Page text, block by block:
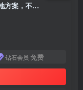
一个人用AI做实体获客：7-15天起号落地方案，不用团队搞定短视频+直播
钻石会员 免费